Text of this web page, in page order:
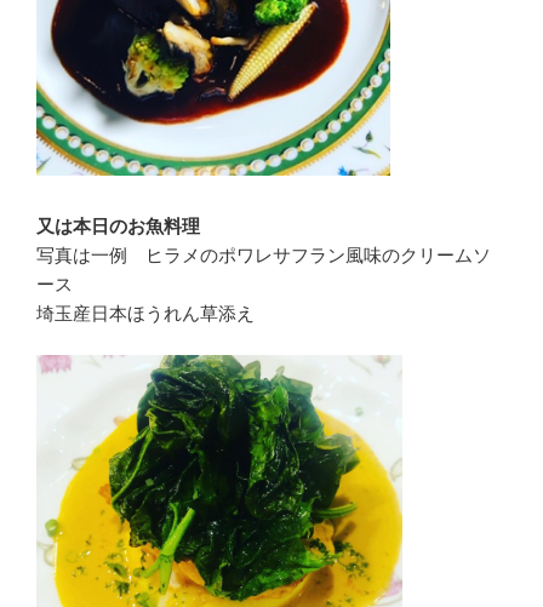
又は本日のお魚料理
写真は一例 ヒラメのポワレサフラン風味のクリームソ
ース
埼玉産日本ほうれん草添え